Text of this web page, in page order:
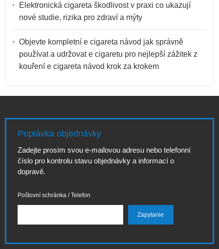
Elektronická cigareta škodlivost v praxi co ukazují
nové studie, rizika pro zdraví a mýty
Objevte kompletní e cigareta návod jak správně
používat a udržovat e cigaretu pro nejlepší zážitek z
kouření e cigareta návod krok za krokem
Poptávka objednávky
Zadejte prosím svou e-mailovou adresu nebo telefonní
číslo pro kontrolu stavu objednávky a informací o
dopravě.
Poštovní schránka / Telefon